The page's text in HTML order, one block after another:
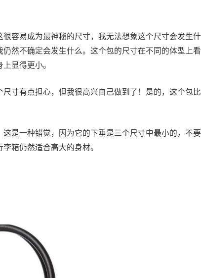
容易成为最神秘的尺寸，我无法想象这个尺寸会发生什
然不确定会发生什么。这个包的尺寸在不同的体型上看
显得更小。
寸有点担心，但我很高兴自己做到了！是的，这个包比
是一种错觉，因为它的下垂是三个尺寸中最小的。不要
箱仍然适合高大的身材。